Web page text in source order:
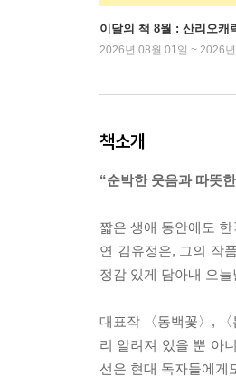
이달의 책 8월 : 산리오캐
2026년 08월 01일 ~ 2026
책소개
“순박한 웃음과 따뜻
짧은 생애 동안에도
연 김유정은, 그의 작
정감 있게 담아내 오
대표작 〈동백꽃〉,
리 알려져 있을 뿐 아
선은 현대 독자들에게